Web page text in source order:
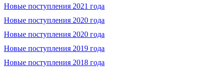
Новые поступления 2021 года
Новые поступления 2020 года
Новые поступления 2020 года
Новые поступления 2019 года
Новые поступления 2018 года